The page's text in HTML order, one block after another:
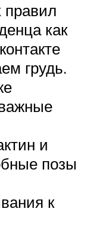
правил
как
грудь.
и
позы
к